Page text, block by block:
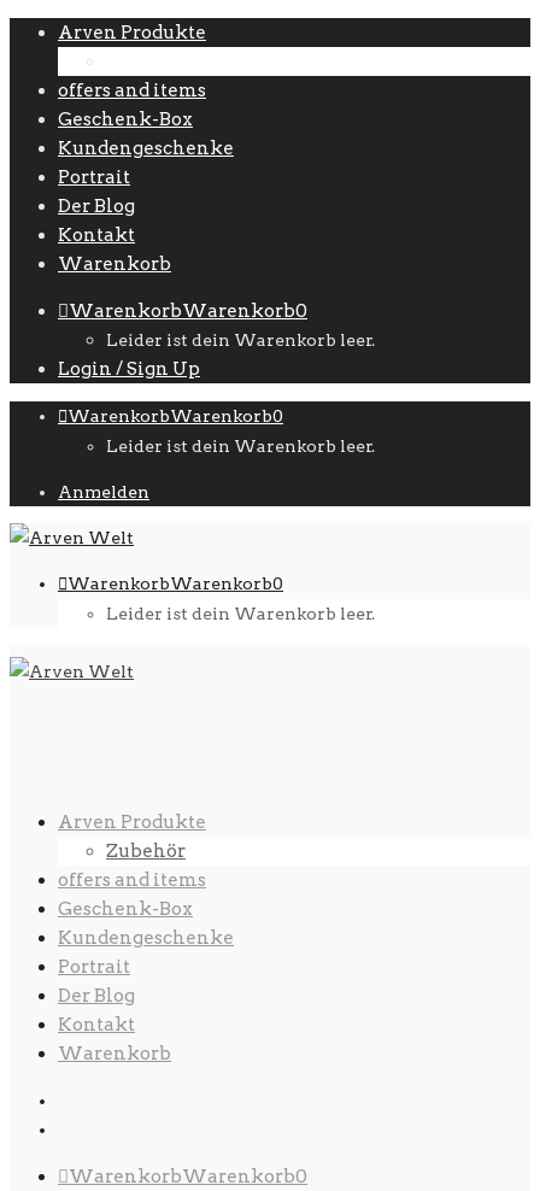
Arven Produkte
offers and items
Geschenk-Box
Kundengeschenke
Portrait
Der Blog
Kontakt
Warenkorb
WarenkorbWarenkorb0
Leider ist dein Warenkorb leer.
Login / Sign Up
WarenkorbWarenkorb0
Leider ist dein Warenkorb leer.
Anmelden
WarenkorbWarenkorb0
Leider ist dein Warenkorb leer.
Arven Produkte
Zubehör
offers and items
Geschenk-Box
Kundengeschenke
Portrait
Der Blog
Kontakt
Warenkorb
WarenkorbWarenkorb0